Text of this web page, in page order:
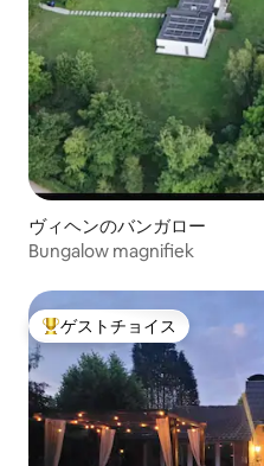
ヴィヘンのバンガロー
Bungalow magnifiek
大好評のゲストチョイスです。
ゲストチョイス